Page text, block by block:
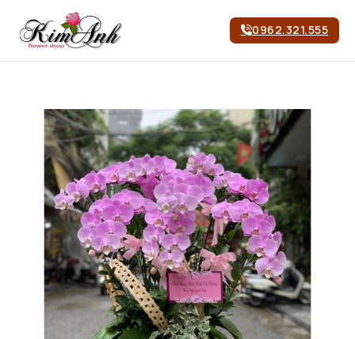
0962.321.555